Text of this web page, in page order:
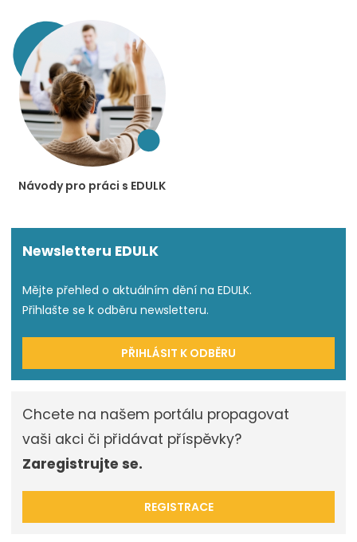
Návody pro práci s EDULK
Newsletteru EDULK
Mějte přehled o aktuálním dění na EDULK.
Přihlašte se k odběru newsletteru.
PŘIHLÁSIT K ODBĚRU
Chcete na našem portálu propagovat
vaši akci či přidávat příspěvky?
Zaregistrujte se.
REGISTRACE